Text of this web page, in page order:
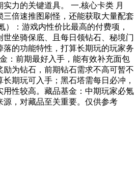
力的关键道具。 一.核心卡类 月
倍速推图刷怪，还能获取大量配套
）：游戏内性价比最高的付费项，
世坐骑保底、且每日领钻石、秘境门
落的功能特性，打算长期玩的玩家务
：前期最好入手，能有效补充面包
励为钻石，前期钻石需求不高可暂不
期玩可入手；黑石塔需每日必冲，
用性较高。藏品基金：中期玩家必氪
源，对藏品至关重要。仅供参考